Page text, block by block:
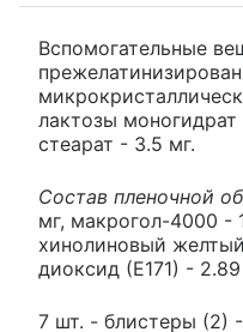
Вспомогательные
лактозы
стеарат - 3.5 мг.
Состав пленочной
мг, макрогол-4000 -
хинолиновый
диоксид (Е171) -
7 шт. - блистеры (2)